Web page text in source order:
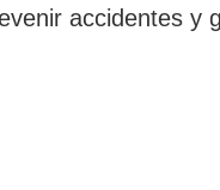
accidentes y